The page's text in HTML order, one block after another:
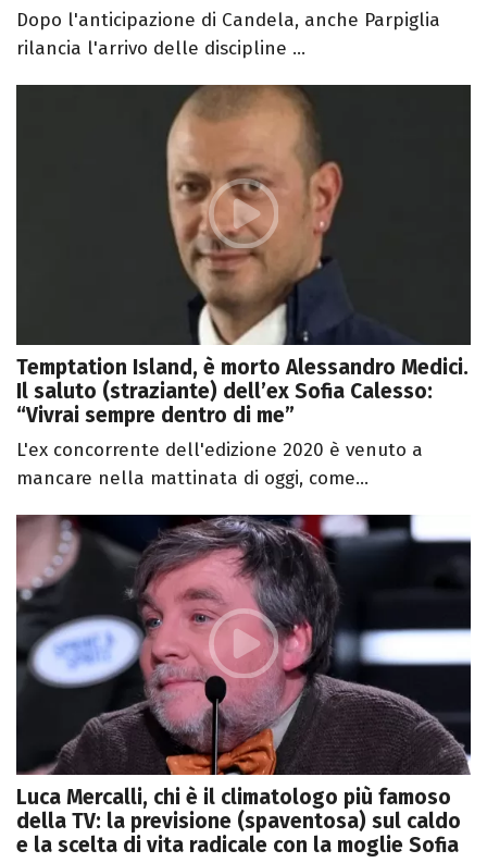
Dopo l'anticipazione di Candela, anche Parpiglia
rilancia l'arrivo delle discipline ...
Temptation Island, è morto Alessandro Medici.
Il saluto (straziante) dell’ex Sofia Calesso:
“Vivrai sempre dentro di me”
L'ex concorrente dell'edizione 2020 è venuto a
mancare nella mattinata di oggi, come...
Luca Mercalli, chi è il climatologo più famoso
della TV: la previsione (spaventosa) sul caldo
e la scelta di vita radicale con la moglie Sofia